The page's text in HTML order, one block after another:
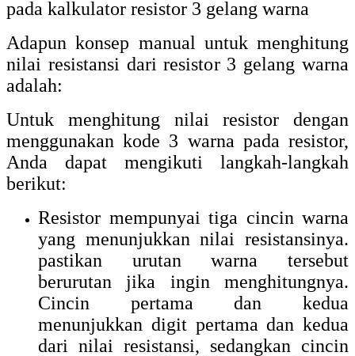
pada kalkulator resistor 3 gelang warna
Adapun konsep manual untuk menghitung
nilai resistansi dari resistor 3 gelang warna
adalah:
Untuk menghitung nilai resistor dengan
menggunakan kode 3 warna pada resistor,
Anda dapat mengikuti langkah-langkah
berikut:
Resistor mempunyai tiga cincin warna
yang menunjukkan nilai resistansinya.
pastikan urutan warna tersebut
berurutan jika ingin menghitungnya.
Cincin pertama dan kedua
menunjukkan digit pertama dan kedua
dari nilai resistansi, sedangkan cincin